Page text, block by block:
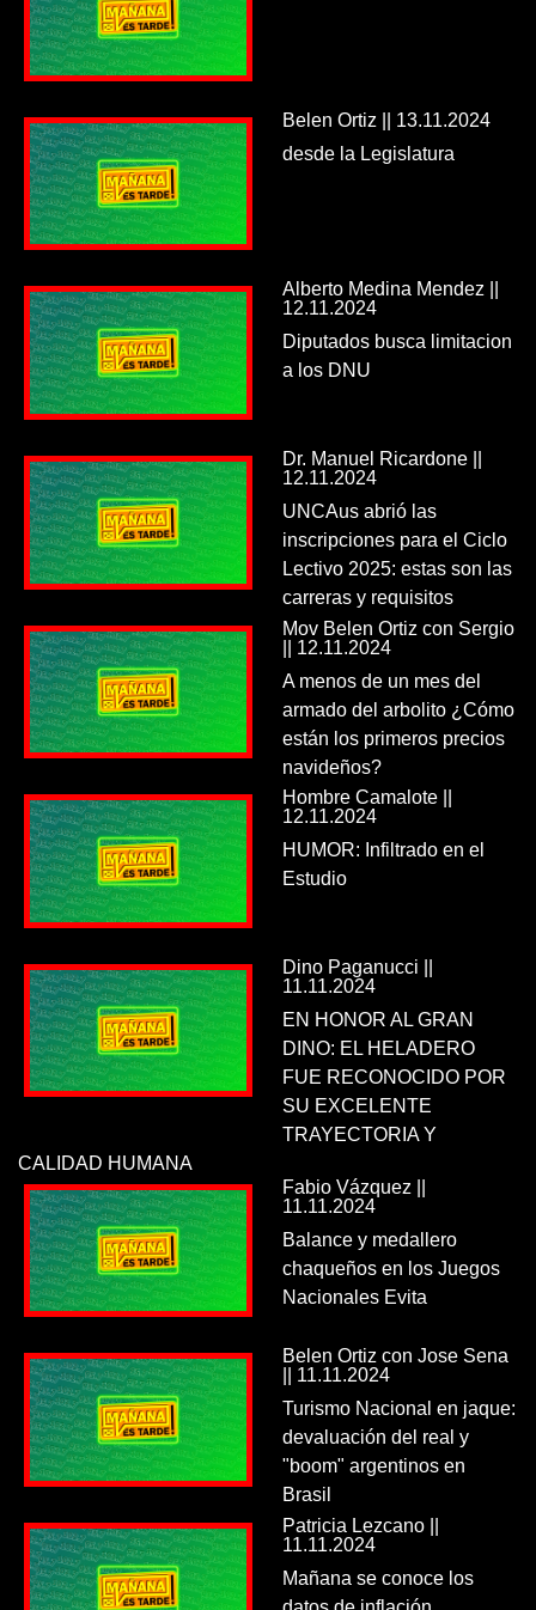
Belen Ortiz || 13.11.2024
desde la Legislatura
Alberto Medina Mendez ||
12.11.2024
Diputados busca limitacion
a los DNU
Dr. Manuel Ricardone ||
12.11.2024
UNCAus abrió las
inscripciones para el Ciclo
Lectivo 2025: estas son las
carreras y requisitos
Mov Belen Ortiz con Sergio
|| 12.11.2024
A menos de un mes del
armado del arbolito ¿Cómo
están los primeros precios
navideños?
Hombre Camalote ||
12.11.2024
HUMOR: Infiltrado en el
Estudio
Dino Paganucci ||
11.11.2024
EN HONOR AL GRAN
DINO: EL HELADERO
FUE RECONOCIDO POR
SU EXCELENTE
TRAYECTORIA Y
CALIDAD HUMANA
Fabio Vázquez ||
11.11.2024
Balance y medallero
chaqueños en los Juegos
Nacionales Evita
Belen Ortiz con Jose Sena
|| 11.11.2024
Turismo Nacional en jaque:
devaluación del real y
"boom" argentinos en
Brasil
Patricia Lezcano ||
11.11.2024
Mañana se conoce los